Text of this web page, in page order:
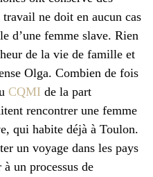
ne doit en aucun cas
d’une femme slave. Rien
de la vie de famille et
Olga. Combien de fois
CQMI de la part
rencontrer une femme
qui habite déjà à Toulon.
un voyage dans les pays
un processus de